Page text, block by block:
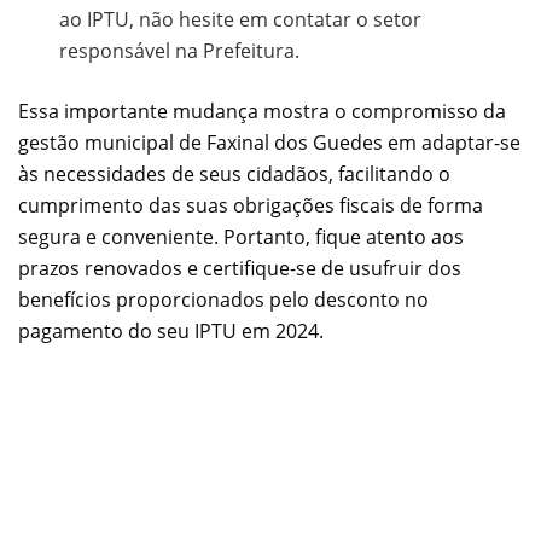
ao IPTU, não hesite em contatar o setor
responsável na Prefeitura.
Essa importante mudança mostra o compromisso da
gestão municipal de Faxinal dos Guedes em adaptar-se
às necessidades de seus cidadãos, facilitando o
cumprimento das suas obrigações fiscais de forma
segura e conveniente. Portanto, fique atento aos
prazos renovados e certifique-se de usufruir dos
benefícios proporcionados pelo desconto no
pagamento do seu IPTU em 2024.